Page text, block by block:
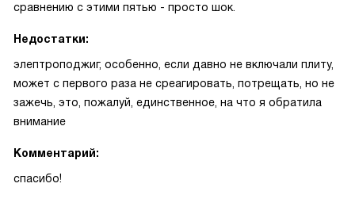
сравнению с этими пятью - просто шок.
Недостатки:
элептроподжиг, особенно, если давно не включали плиту,
может с первого раза не среагировать, потрещать, но не
зажечь, это, пожалуй, единственное, на что я обратила
внимание
Комментарий:
спасибо!